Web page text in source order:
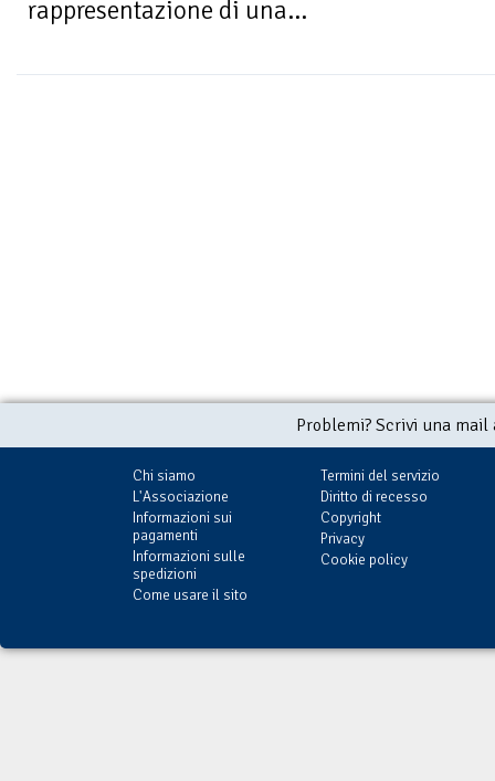
rappresentazione di una...
Problemi? Scrivi una
Chi siamo
L'Associazione
Informazioni sui
pagamenti
Informazioni sulle
spedizioni
Come usare il sito
Termini del servizio
Diritto di recesso
Copyright
Privacy
Cookie policy